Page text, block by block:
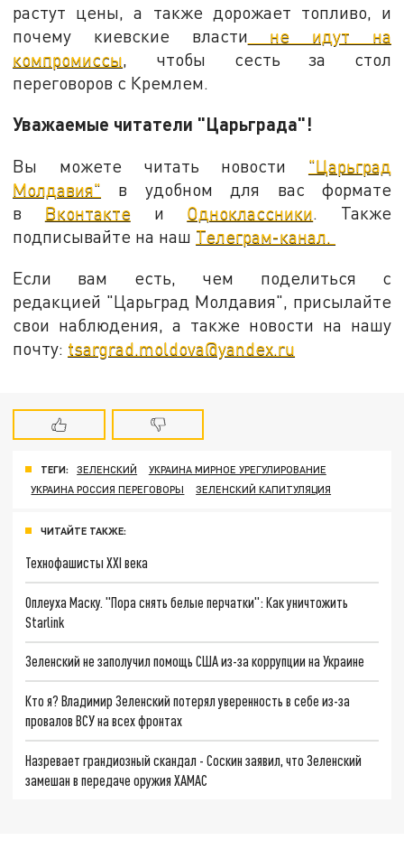
растут цены, а также дорожает топливо, и
почему киевские власти не идут на
компромиссы , чтобы сесть за стол
переговоров с Кремлем.
Уважаемые читатели "Царьграда"!
Вы можете читать новости "Царьград
Молдавия" в удобном для вас формате
в Вконтактеи Одноклассники. Также
подписывайте на наш Телеграм-канал.
Если вам есть, чем поделиться с
редакцией "Царьград Молдавия", присылайте
свои наблюдения, а также новости на нашу
почту: tsargrad.moldova@yandex.ru
ТЕГИ: ЗЕЛЕНСКИЙ
УКРАИНА МИРНОЕ УРЕГУЛИРОВАНИЕ
УКРАИНА РОССИЯ ПЕРЕГОВОРЫ
ЗЕЛЕНСКИЙ КАПИТУЛЯЦИЯ
ЧИТАЙТЕ ТАКЖЕ:
Технофашисты XXI века
Оплеуха Маску. "Пора снять белые перчатки": Как уничтожить
Starlink
Зеленский не заполучил помощь США из-за коррупции на Украине
Кто я? Владимир Зеленский потерял уверенность в себе из-за
провалов ВСУ на всех фронтах
Назревает грандиозный скандал - Соскин заявил, что Зеленский
замешан в передаче оружия ХАМАС